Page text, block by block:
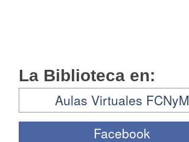
La Biblioteca en:
Aulas Virtuales FCNyM
Facebook